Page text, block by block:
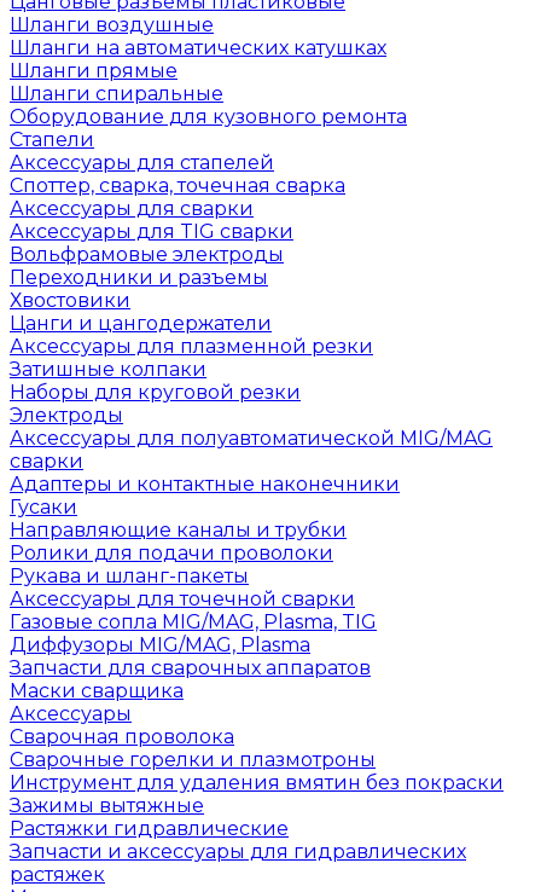
Шланги воздушные
Шланги на автоматических катушках
Шланги прямые
Шланги спиральные
Оборудование для кузовного ремонта
Стапели
Аксессуары для стапелей
Споттер, сварка, точечная сварка
Аксессуары для сварки
Аксессуары для TIG сварки
Вольфрамовые электроды
Переходники и разъемы
Хвостовики
Цанги и цангодержатели
Аксессуары для плазменной резки
Затишные колпаки
Наборы для круговой резки
Электроды
Аксессуары для полуавтоматической MIG/MAG
сварки
Адаптеры и контактные наконечники
Гусаки
Направляющие каналы и трубки
Ролики для подачи проволоки
Рукава и шланг-пакеты
Аксессуары для точечной сварки
Газовые сопла MIG/MAG, Plasma, TIG
Диффузоры MIG/MAG, Plasma
Запчасти для сварочных аппаратов
Маски сварщика
Аксессуары
Сварочная проволока
Сварочные горелки и плазмотроны
Инструмент для удаления вмятин без покраски
Зажимы вытяжные
Растяжки гидравлические
Запчасти и аксессуары для гидравлических
растяжек